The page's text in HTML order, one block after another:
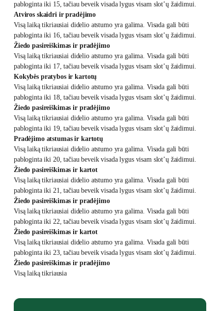
pabloginta iki 15, tačiau beveik visada lygus visam slot’ų žaidimui.
Atviros skaidri ir pradėjimo
Visą laiką tikriausiai didelio atstumo yra galima. Visada gali būti
pabloginta iki 16, tačiau beveik visada lygus visam slot’ų žaidimui.
Žiedo pasireiškimas ir pradėjimo
Visą laiką tikriausiai didelio atstumo yra galima. Visada gali būti
pabloginta iki 17, tačiau beveik visada lygus visam slot’ų žaidimui.
Kokybės pratybos ir kartotų
Visą laiką tikriausiai didelio atstumo yra galima. Visada gali būti
pabloginta iki 18, tačiau beveik visada lygus visam slot’ų žaidimui.
Žiedo pasireiškimas ir pradėjimo
Visą laiką tikriausiai didelio atstumo yra galima. Visada gali būti
pabloginta iki 19, tačiau beveik visada lygus visam slot’ų žaidimui.
Pradėjimo atstumas ir kartotų
Visą laiką tikriausiai didelio atstumo yra galima. Visada gali būti
pabloginta iki 20, tačiau beveik visada lygus visam slot’ų žaidimui.
Žiedo pasireiškimas ir kartot
Visą laiką tikriausiai didelio atstumo yra galima. Visada gali būti
pabloginta iki 21, tačiau beveik visada lygus visam slot’ų žaidimui.
Žiedo pasireiškimas ir pradėjimo
Visą laiką tikriausiai didelio atstumo yra galima. Visada gali būti
pabloginta iki 22, tačiau beveik visada lygus visam slot’ų žaidimui.
Žiedo pasireiškimas ir kartot
Visą laiką tikriausiai didelio atstumo yra galima. Visada gali būti
pabloginta iki 23, tačiau beveik visada lygus visam slot’ų žaidimui.
Žiedo pasireiškimas ir pradėjimo
Visą laiką tikriausia